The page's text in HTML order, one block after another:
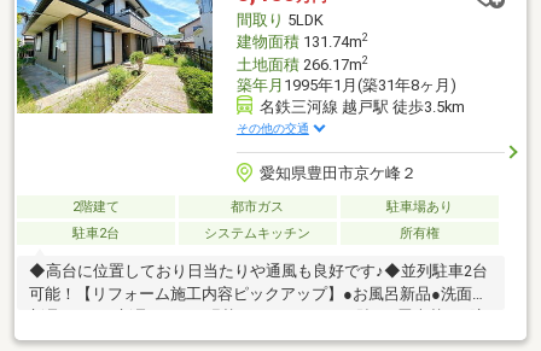
金利での住宅ローンをご提案可能です♪理想の住まいづくりをトー
タルでサポートいたします！
間取り 5LDK
建物面積131.74m2
土地面積266.17m2
築年月 1995年1月(築31年8ヶ月)
名鉄三河線 越戸駅 徒歩3.5km
その他の交通
愛知県豊田市京ケ峰２
2階建て 都市ガス
駐車場あり
駐車2台
システムキッチン 所有権
◆高台に位置しており日当たりや通風も良好です♪◆並列駐車2台
可能！【リフォーム施工内容ピックアップ】●お風呂新品●洗面台
子貼替え●襖貼替え●網戸貼替え●クッションフロア張替え●一部建